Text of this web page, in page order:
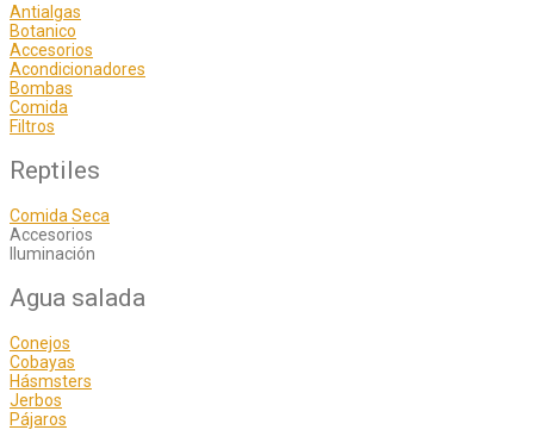
Antialgas
Botanico
Accesorios
Acondicionadores
Bombas
Comida
Filtros
Reptiles
Comida Seca
Accesorios
Iluminación
Agua salada
Conejos
Cobayas
Hásmsters
Jerbos
Pájaros